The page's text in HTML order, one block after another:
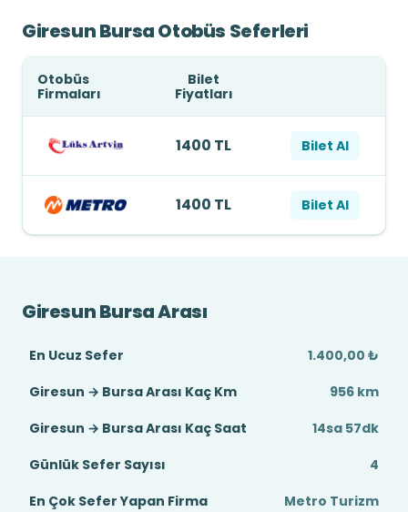
Giresun Bursa Otobüs Seferleri
Otobüs
Firmaları
Bilet
Fiyatları
1400 TL Bilet Al
1400 TL Bilet Al
Giresun Bursa Arası
En Ucuz Sefer
1.400,00 ₺
Giresun → Bursa Arası Kaç Km
956 km
Giresun → Bursa Arası Kaç Saat
14sa 57dk
Günlük Sefer Sayısı
4
En Çok Sefer Yapan Firma
Metro Turizm